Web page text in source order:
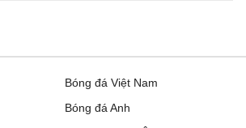
Bóng đá Việt Nam
Bóng đá Anh